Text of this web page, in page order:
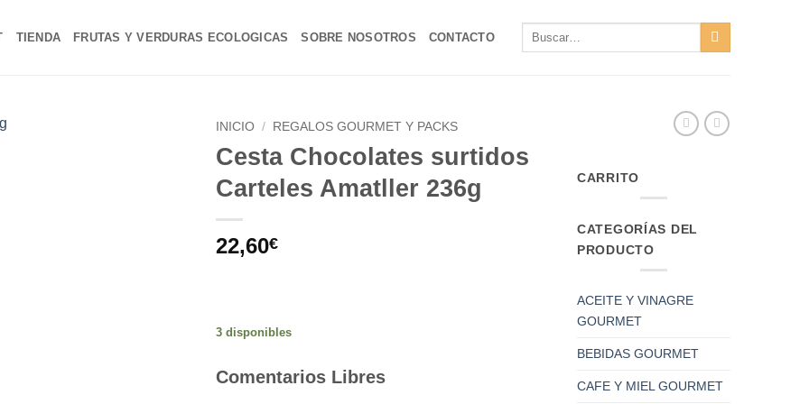
TIENDA FRUTAS Y VERDURAS ECOLOGICAS SOBRE NOSOTROS CONTACTO
Buscar
INICIO / REGALOS GOURMET Y PACKS
Cesta Chocolates surtidos
Carteles Amatller 236g
22,60€
3 disponibles
Comentarios Libres
CARRITO
CATEGORÍAS DEL
PRODUCTO
ACEITE Y VINAGRE
GOURMET
BEBIDAS GOURMET
CAFE Y MIEL GOURMET